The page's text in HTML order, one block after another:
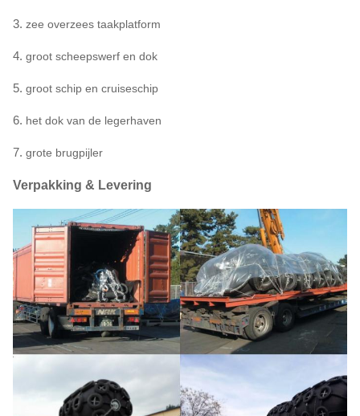
3. zee overzees taakplatform
4. groot scheepswerf en dok
5. groot schip en cruiseschip
6. het dok van de legerhaven
7. grote brugpijler
Verpakking & Levering